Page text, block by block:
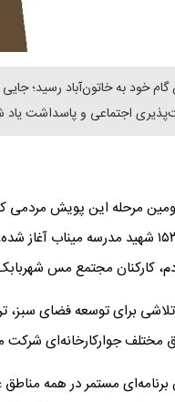
خود به خاتون‌آباد رسید؛
اجتماعی و پاسداشت
مرحله این پویش مردمی
کارکنان مجتمع مس
برای توسعه فضای
مختلف جوارکارخانه‌ای
مستمر در همه